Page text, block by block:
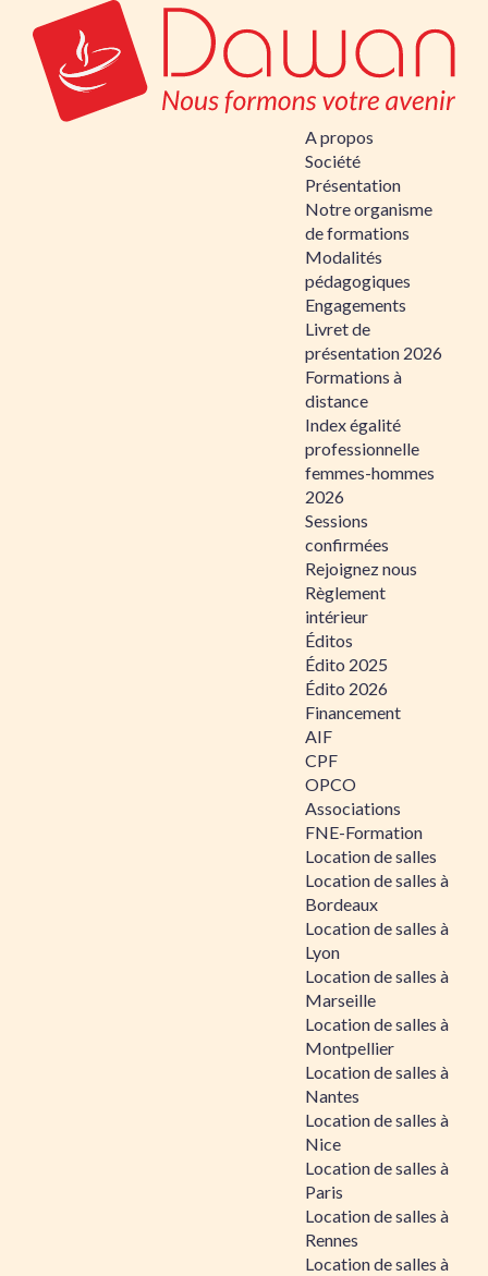
A propos
Société
Présentation
Notre organisme
de formations
Modalités
pédagogiques
Engagements
Livret de
présentation 2026
Formations à
distance
Index égalité
professionnelle
femmes-hommes
2026
Sessions
confirmées
Rejoignez nous
Règlement
intérieur
Éditos
Édito 2025
Édito 2026
Financement
AIF
CPF
OPCO
Associations
FNE-Formation
Location de salles
Location de salles à
Bordeaux
Location de salles à
Lyon
Location de salles à
Marseille
Location de salles à
Montpellier
Location de salles à
Nantes
Location de salles à
Nice
Location de salles à
Paris
Location de salles à
Rennes
Location de salles à